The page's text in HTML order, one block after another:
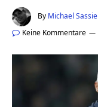
By Michael Sassie
Keine Kommentare